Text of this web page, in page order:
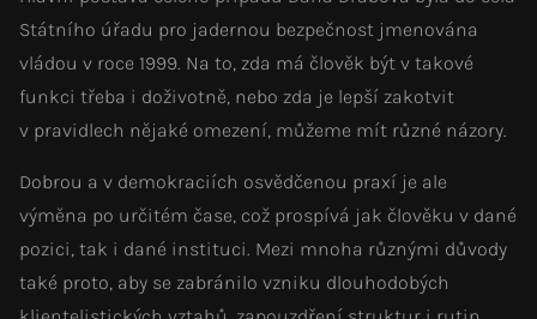
Státního úřadu pro jadernou bezpečnost jmenována
vládou v roce 1999. Na to, zda má člověk být v takové
funkci třeba i doživotně, nebo zda je lepší zakotvit
v pravidlech nějaké omezení, můžeme mít různé názory.
Dobrou a v demokraciích osvědčenou praxí je ale
výměna po určitém čase, což prospívá jak člověku v dané
pozici, tak i dané instituci. Mezi mnoha různými důvody
také proto, aby se zabránilo vzniku dlouhodobých